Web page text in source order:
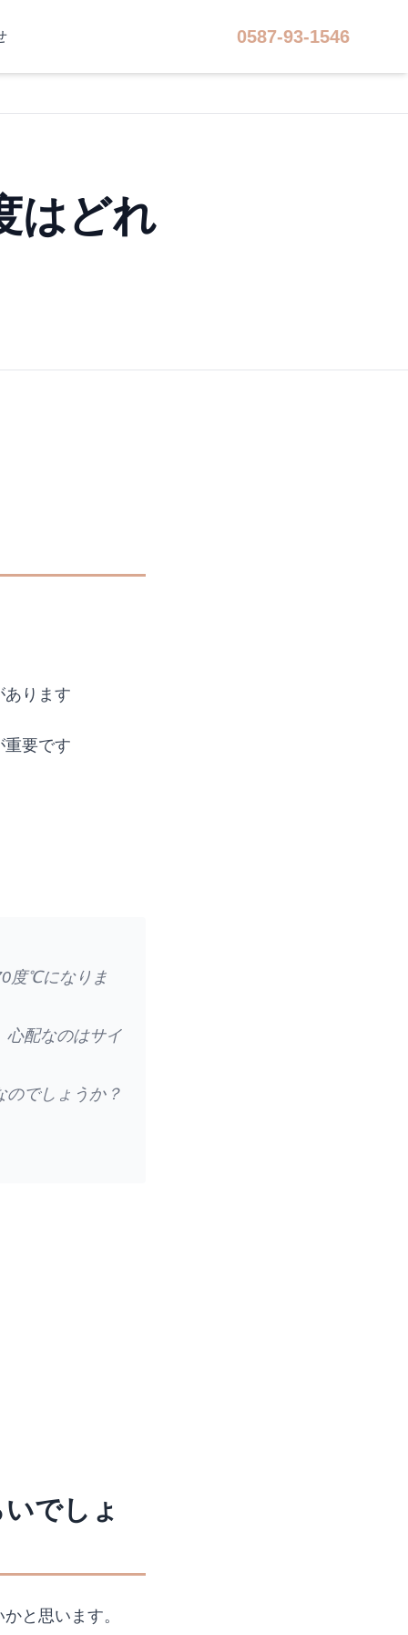
0587-93-1546
はどれ
あります
重要です
度℃になりま
心配なのはサイ
のでしょうか？
でしょ
と思います。